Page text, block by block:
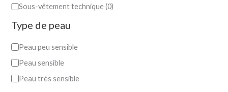
Sous-vêtement technique(0)
Type de peau
Peau peu sensible
Peau sensible
Peau très sensible